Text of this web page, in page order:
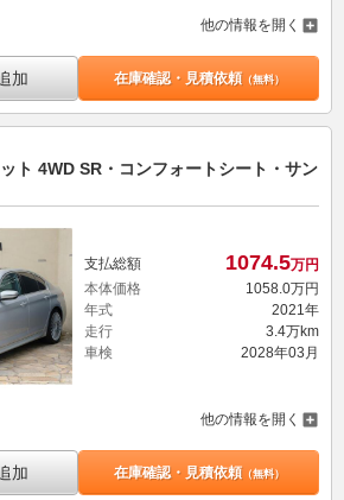
他の情報を開く
加 在庫確認・見積依頼（無料）
ト 4WD SR・コンフォートシート・サン
支払総額 1074.5万円
本体価格
1058. 0万円
年式
2021年
走行
3.4万km
車検
2028年03月
他の情報を開く
加 在庫確認・見積依頼（無料）